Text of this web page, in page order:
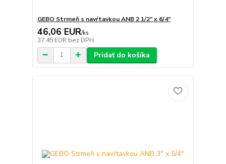
GEBO Strmeň s navŕtavkou ANB 2 1/2" x 6/4"
46,06 EUR/ks
37,45 EUR bez DPH
Pridať do košíka